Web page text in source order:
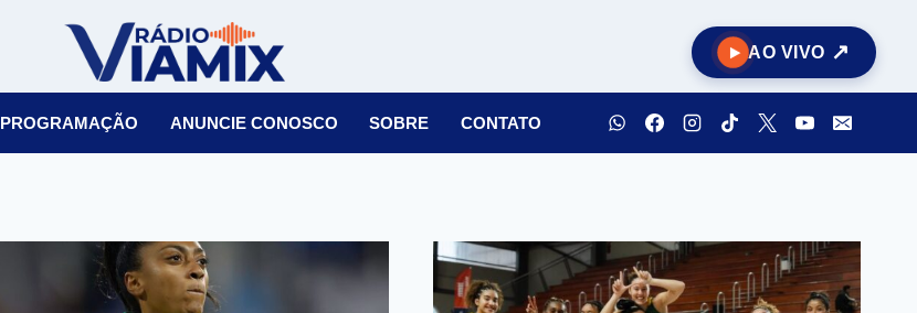
AO VIVO
PROGRAMAÇÃO ANUNCIE CONOSCO SOBRE CONTATO